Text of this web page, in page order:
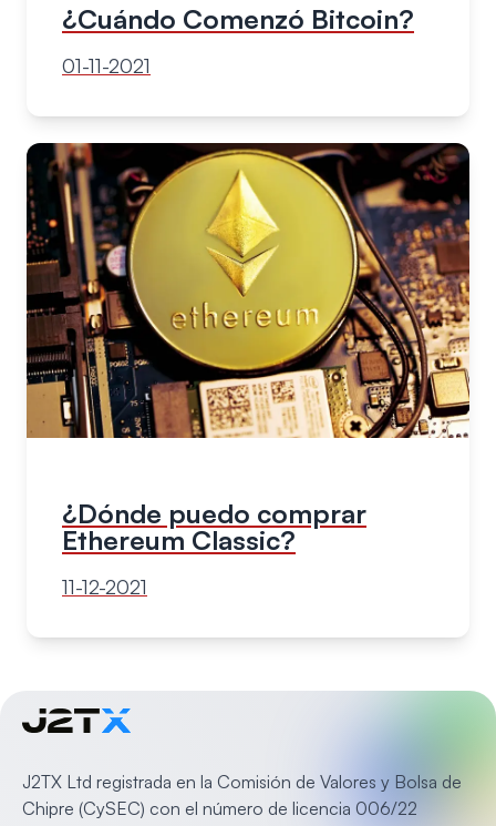
¿Cuándo Comenzó Bitcoin?
01-11-2021
¿Dónde puedo comprar
Ethereum Classic?
11-12-2021
J2TX Ltd registrada en la Comisión de Valores y Bolsa de
Chipre (CySEC) con el número de licencia 006/22